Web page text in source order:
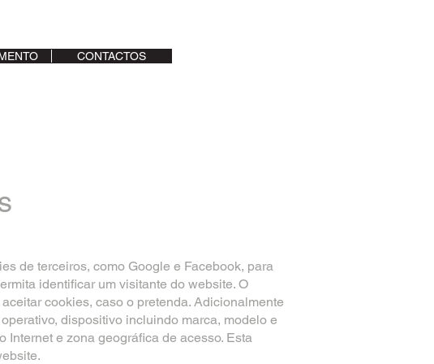
CONTACTOS
de terceiros, como Google e Facebook, para
identificar um visitante do website. O
cookies, caso o pretenda. Adicionalmente
dispositivo incluindo marca, modelo e
Internet e zona geográfica de acesso. Esta